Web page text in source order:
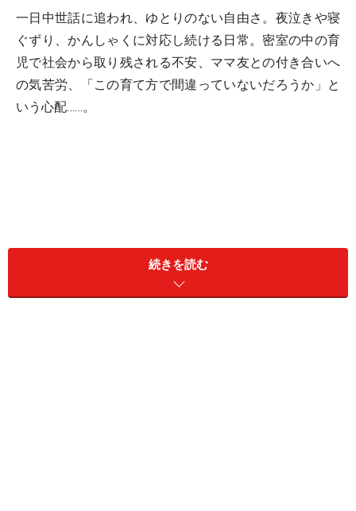
一日中世話に追われ、ゆとりのない自由さ。夜泣きや寝
ぐずり、かんしゃくに対応し続ける日常。密室の中の育
児で社会から取り残される不安、ママ友との付き合いへ
の気苦労、「この育て方で間違っていないだろうか」と
いう心配……。
続きを読む